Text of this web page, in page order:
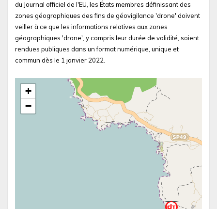
du Journal officiel de l'EU, les États membres définissant des
zones géographiques des fins de géovigilance 'drone' doivent
veiller à ce que les informations relatives aux zones
géographiques 'drone', y compris leur durée de validité, soient
rendues publiques dans un format numérique, unique et
commun dès le 1 janvier 2022.